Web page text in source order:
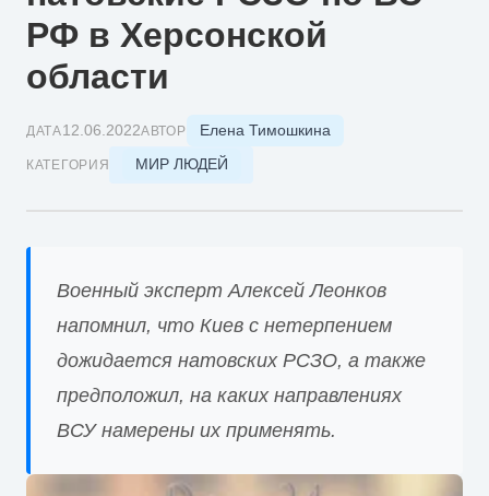
РФ в Херсонской
области
ДАТА12.06.2022АВТОР Елена Тимошкина
КАТЕГОРИЯ МИР ЛЮДЕЙ
Военный эксперт Алексей Леонков
напомнил, что Киев с нетерпением
дожидается натовских РСЗО, а также
предположил, на каких направлениях
ВСУ намерены их применять.